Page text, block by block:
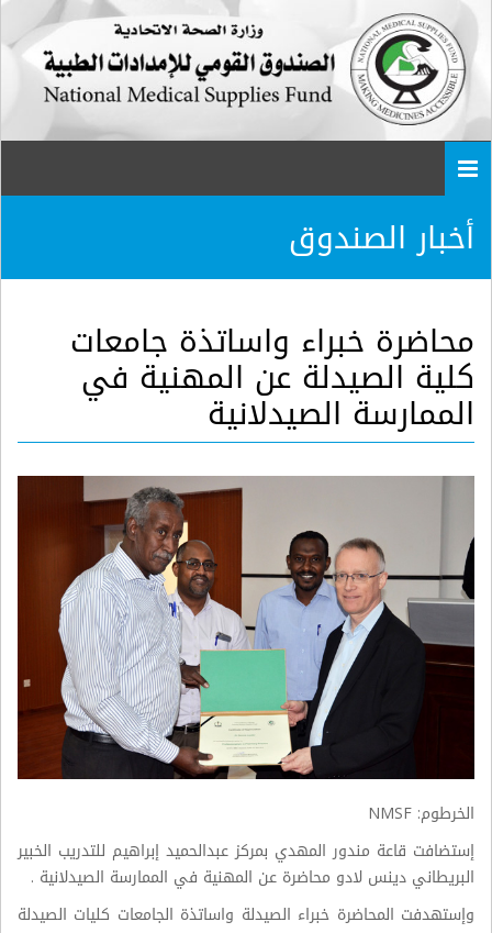
أخبار الصندوق
محاضرة خبراء واساتذة جامعات
كلية الصيدلة عن المهنية في
الممارسة الصيدلانية
الخرطوم: NMSF
إستضافت قاعة مندور المهدي بمركز عبدالحميد إبراهيم للتدريب الخبير
البريطاني دينس لادو محاضرة عن المهنية في الممارسة الصيدلانية .
وإستهدفت المحاضرة خبراء الصيدلة واساتذة الجامعات كليات الصيدلة